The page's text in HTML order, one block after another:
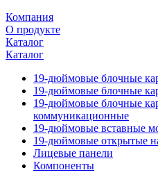
Компания
О продукте
Каталог
Каталог
19-дюймовые блочные
19-дюймовые блочные
19-дюймовые блочные
коммуникационные
19-дюймовые вставные
19-дюймовые открытые
Лицевые панели
Компоненты